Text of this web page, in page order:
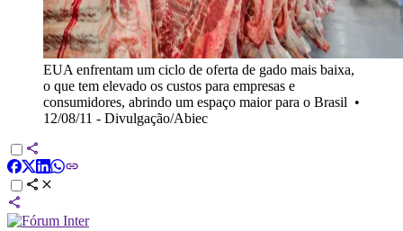
EUA enfrentam um ciclo de oferta de gado mais baixa,
o que tem elevado os custos para empresas e
consumidores, abrindo um espaço maior para o Brasil •
12/08/11 - Divulgação/Abiec